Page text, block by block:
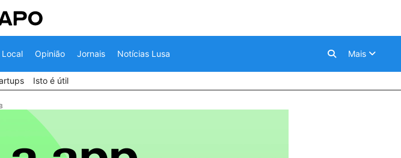
Local Opinião Jornais Notícias Lusa Mais
Isto é útil